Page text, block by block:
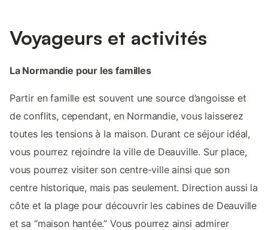
Voyageurs et activités
La Normandie pour les familles
Partir en famille est souvent une source d’angoisse et
de conflits, cependant, en Normandie, vous laisserez
toutes les tensions à la maison. Durant ce séjour idéal,
vous pourrez rejoindre la ville de Deauville. Sur place,
vous pourrez visiter son centre-ville ainsi que son
centre historique, mais pas seulement. Direction aussi la
côte et la plage pour découvrir les cabines de Deauville
et sa “maison hantée.” Vous pourrez ainsi admirer